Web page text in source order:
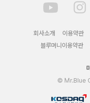
회사소개 이용약관
블루머니이용약관
© Mr.Blue